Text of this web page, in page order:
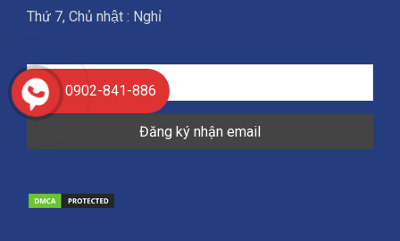
Thứ 7, Chủ nhật : Nghỉ
0902-841-886